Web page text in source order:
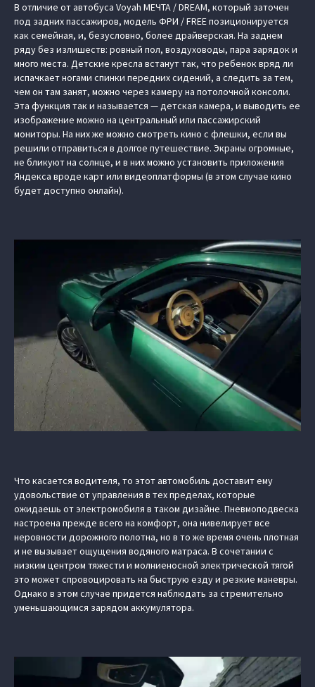
В отличие от автобуса Voyah МЕЧТА / DREAM, который заточен
под задних пассажиров, модель ФРИ / FREE позиционируется
как семейная, и, безусловно, более драйверская. На заднем
ряду без излишеств: ровный пол, воздуховоды, пара зарядок и
много места. Детские кресла встанут так, что ребенок вряд ли
испачкает ногами спинки передних сидений, а следить за тем,
чем он там занят, можно через камеру на потолочной консоли.
Эта функция так и называется — детская камера, и выводить ее
изображение можно на центральный или пассажирский
мониторы. На них же можно смотреть кино с флешки, если вы
решили отправиться в долгое путешествие. Экраны огромные,
не бликуют на солнце, и в них можно установить приложения
Яндекса вроде карт или видеоплатформы (в этом случае кино
будет доступно онлайн).
Что касается водителя, то этот автомобиль доставит ему
удовольствие от управления в тех пределах, которые
ожидаешь от электромобиля в таком дизайне. Пневмоподвеска
настроена прежде всего на комфорт, она нивелирует все
неровности дорожного полотна, но в то же время очень плотная
и не вызывает ощущения водяного матраса. В сочетании с
низким центром тяжести и молниеносной электрической тягой
это может спровоцировать на быструю езду и резкие маневры.
Однако в этом случае придется наблюдать за стремительно
уменьшающимся зарядом аккумулятора.